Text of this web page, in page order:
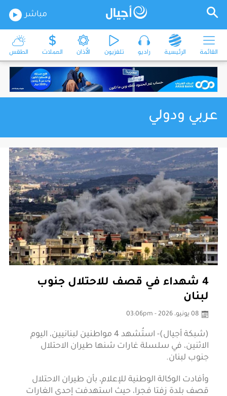
مباشر
القائمة الرئيسية راديو تلفزيون الأذان العملات الطقس
عربي ودولي
4 شهداء في قصف للاحتلال جنوب
لبنان
08 يونيو، 2026 - 03:06pm
(شبكة أجيال)- استُشهد 4 مواطنين لبنانيين، اليوم
الاثنين، في سلسلة غارات شنها طيران الاحتلال
جنوب لبنان.
وأفادت الوكالة الوطنية للإعلام، بأن طيران الاحتلال
قصف بلدة زفتا فجرا، حيث استهدفت إحدى الغارات